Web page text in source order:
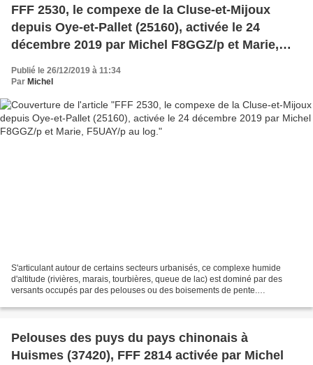
FFF 2530, le compexe de la Cluse-et-Mijoux
depuis Oye-et-Pallet (25160), activée le 24
décembre 2019 par Michel F8GGZ/p et Marie,
Publié le 26/12/2019 à 11:34
Par Michel
S'articulant autour de certains secteurs urbanisés, ce complexe humide
d'altitude (rivières, marais, tourbières, queue de lac) est dominé par des
versants occupés par des pelouses ou des boisements de pente.
Pelouses des puys du pays chinonais à
Huismes (37420), FFF 2814 activée par Michel